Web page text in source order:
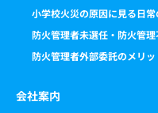
小学校火災の原因に見る日
防火管理者未選任・防火管
防火管理者外部委託のメリ
会社案内